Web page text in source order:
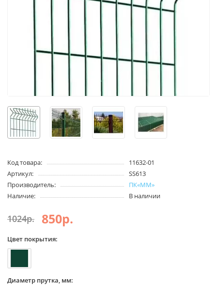
Код товара:
11632-01
Артикул:
SS613
Производитель:
ПК«ММ»
Наличие:
В наличии
1024р. 850р.
Цвет покрытия:
Диаметр прутка, мм: